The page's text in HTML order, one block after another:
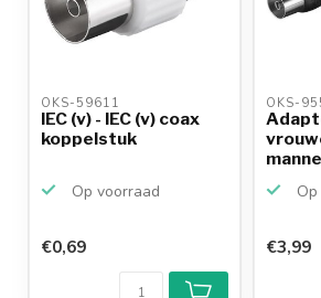
OKS-59611
IEC (v) - IEC (v) coax
koppelstuk
Op voorraad
€0,69
OKS-
€3,99